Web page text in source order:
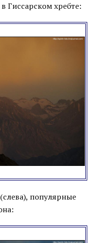
Гиссарском хребте:
популярные